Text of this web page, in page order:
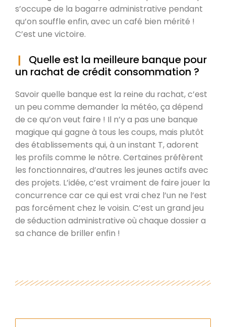
s’occupe de la bagarre administrative pendant
qu’on souffle enfin, avec un café bien mérité !
C’est une victoire.
Quelle est la meilleure banque pour
un rachat de crédit consommation ?
Savoir quelle banque est la reine du rachat, c’est
un peu comme demander la météo, ça dépend
de ce qu’on veut faire ! Il n’y a pas une banque
magique qui gagne à tous les coups, mais plutôt
des établissements qui, à un instant T, adorent
les profils comme le nôtre. Certaines préfèrent
les fonctionnaires, d’autres les jeunes actifs avec
des projets. L’idée, c’est vraiment de faire jouer la
concurrence car ce qui est vrai chez l’un ne l’est
pas forcément chez le voisin. C’est un grand jeu
de séduction administrative où chaque dossier a
sa chance de briller enfin !